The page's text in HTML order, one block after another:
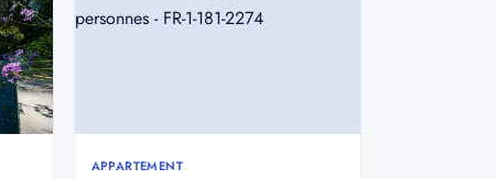
APPARTEMENT